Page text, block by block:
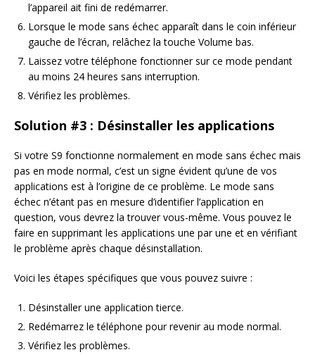
l’appareil ait fini de redémarrer.
Lorsque le mode sans échec apparaît dans le coin inférieur
gauche de l’écran, relâchez la touche Volume bas.
Laissez votre téléphone fonctionner sur ce mode pendant
au moins 24 heures sans interruption.
Vérifiez les problèmes.
Solution #3 : Désinstaller les applications
Si votre S9 fonctionne normalement en mode sans échec mais
pas en mode normal, c’est un signe évident qu’une de vos
applications est à l’origine de ce problème. Le mode sans
échec n’étant pas en mesure d’identifier l’application en
question, vous devrez la trouver vous-même. Vous pouvez le
faire en supprimant les applications une par une et en vérifiant
le problème après chaque désinstallation.
Voici les étapes spécifiques que vous pouvez suivre :
Désinstaller une application tierce.
Redémarrez le téléphone pour revenir au mode normal.
Vérifiez les problèmes.